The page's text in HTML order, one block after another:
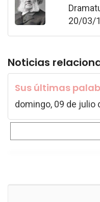
20/03/
Noticias
Sus últimas
domingo, 09 de julio